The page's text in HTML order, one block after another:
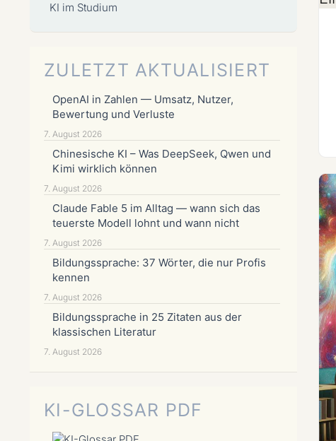
KI im Studium
ZULETZT AKTUALISIERT
OpenAI in Zahlen — Umsatz, Nutzer,
Bewertung und Verluste
7. August 2026
Chinesische KI – Was DeepSeek, Qwen und
Kimi wirklich können
7. August 2026
Claude Fable 5 im Alltag — wann sich das
teuerste Modell lohnt und wann nicht
7. August 2026
Bildungssprache: 37 Wörter, die nur Profis
kennen
7. August 2026
Bildungssprache in 25 Zitaten aus der
klassischen Literatur
7. August 2026
KI-GLOSSAR PDF